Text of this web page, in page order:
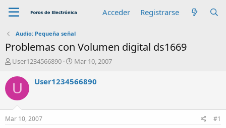
Acceder Registrarse
Audio: Pequeña señal
Problemas con Volumen digital ds1669
A
t
r
User1234566890
F
c
Mar 10, 2007
U User1234566890
Mar 10, 2007 #1